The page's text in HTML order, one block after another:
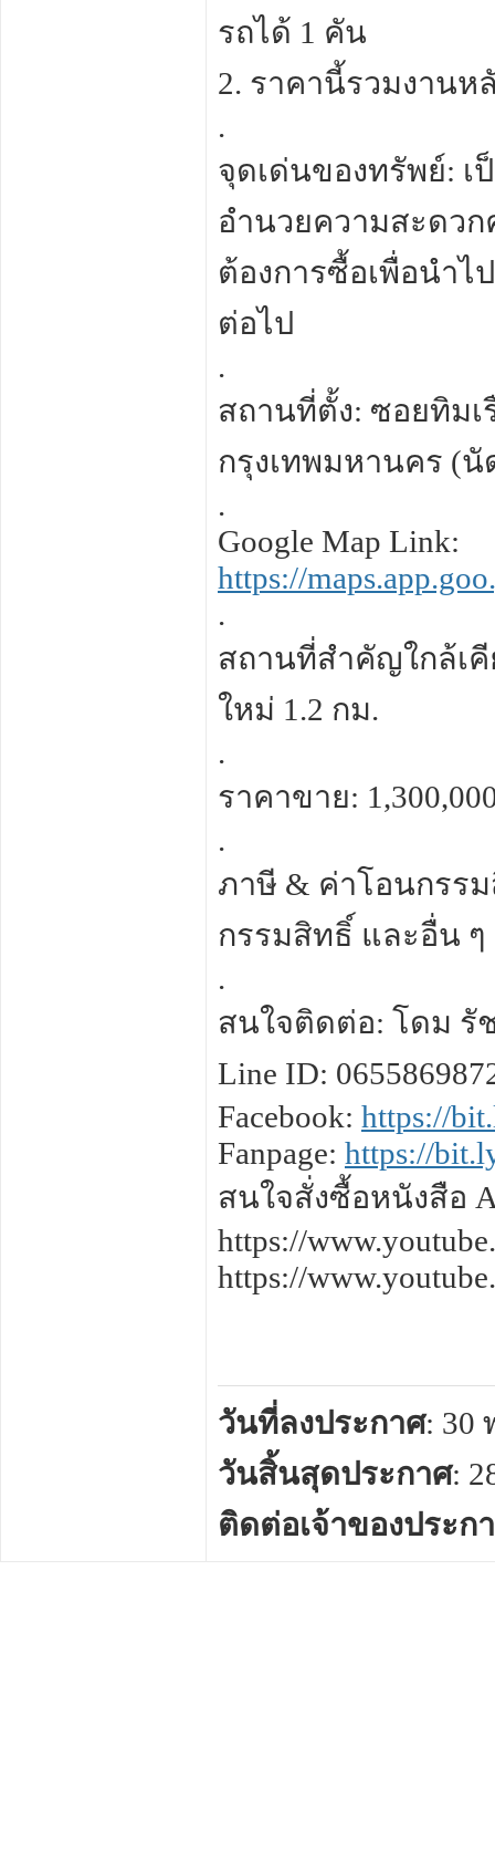
รถได้ 1 คัน
2. ราคานี้รวมงาน
.
จุดเด่นของทรัพย์: เ
อำนวยความสะดว
ต้องการซื้อเพื่อนำไ
ต่อไป
.
สถานที่ตั้ง: ซอยทิมเ
กรุงเทพมหานคร (
.
Google Map Link:
https://
.
สถานที่สำคัญใกล้เ
ใหม่ 1.2 กม.
.
ราคาขาย:
.
ภาษี & ค่าโอนกรร
กรรมสิทธิ์ และอื่น ๆ
.
สนใจติดต่อ: โดม รัช
Line ID:
Facebook: https://
Fanpage: https://
สนใจสั่งซื้อหนังสือ
https://
https://
วันที่ลงประกาศ: 30
วันสิ้นสุดประกาศ:
ติดต่อเจ้าของประก